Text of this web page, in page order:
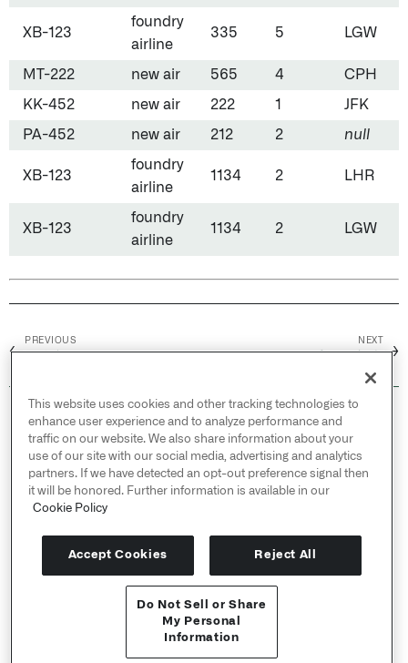
Send feedback
XB-123
foundry
airline
335 5 LGW
MT-222 new air 565 4 CPH
KK-452 new air 222 1 JFK
PA-452 new air 212 2 null
XB-123
foundry
airline
1134 2 LHR
XB-123
foundry
airline
1134 2 LGW
←
PREVIOUS NEXT
→
© 2026 Palantir Technologies Inc. All rights
reserved.
Cookies Statement ↗
Privacy Statement ↗
Terms of Use ↗
Do Not Sell or Share My Personal Information
This website uses cookies and other tracking technologies to
enhance user experience and to analyze performance and
traffic on our website. We also share information about your
use of our site with our social media, advertising and analytics
partners. If we have detected an opt-out preference signal then
it will be honored. Further information is available in our
Cookie Policy
Accept Cookies Reject All
Do Not Sell or Share
My Personal
Information